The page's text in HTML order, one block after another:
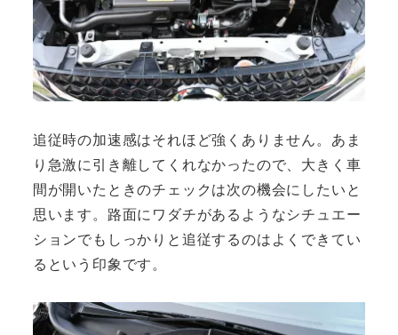
追従時の加速感はそれほど強くありません。あま
り急激に引き離してくれなかったので、大きく車
間が開いたときのチェックは次の機会にしたいと
思います。路面にワダチがあるようなシチュエー
ションでもしっかりと追従するのはよくできてい
るという印象です。